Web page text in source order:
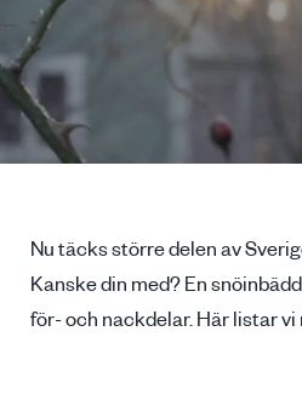
Nu täcks större delen av
Kanske din med? En
för- och nackdelar. Här listar vi